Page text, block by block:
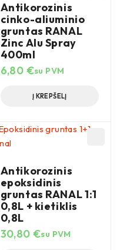
Antikorozinis
cinko-aliuminio
gruntas RANAL
Zinc Alu Spray
400ml
6,80 €su PVM
Į KREPŠELĮ
Antikorozinis
epoksidinis
gruntas RANAL 1:1
0,8L + kietiklis
0,8L
30,80 €su PVM